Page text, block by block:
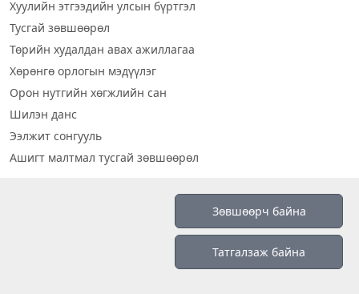
Хуулийн этгээдийн улсын бүртгэл
Тусгай зөвшөөрөл
Төрийн худалдан авах ажиллагаа
Хөрөнгө орлогын мэдүүлэг
Орон нутгийн хөгжлийн сан
Шилэн данс
Ээлжит сонгууль
Ашигт малтмал тусгай зөвшөөрөл
Зөвшөөрч байна
Татгалзаж байна